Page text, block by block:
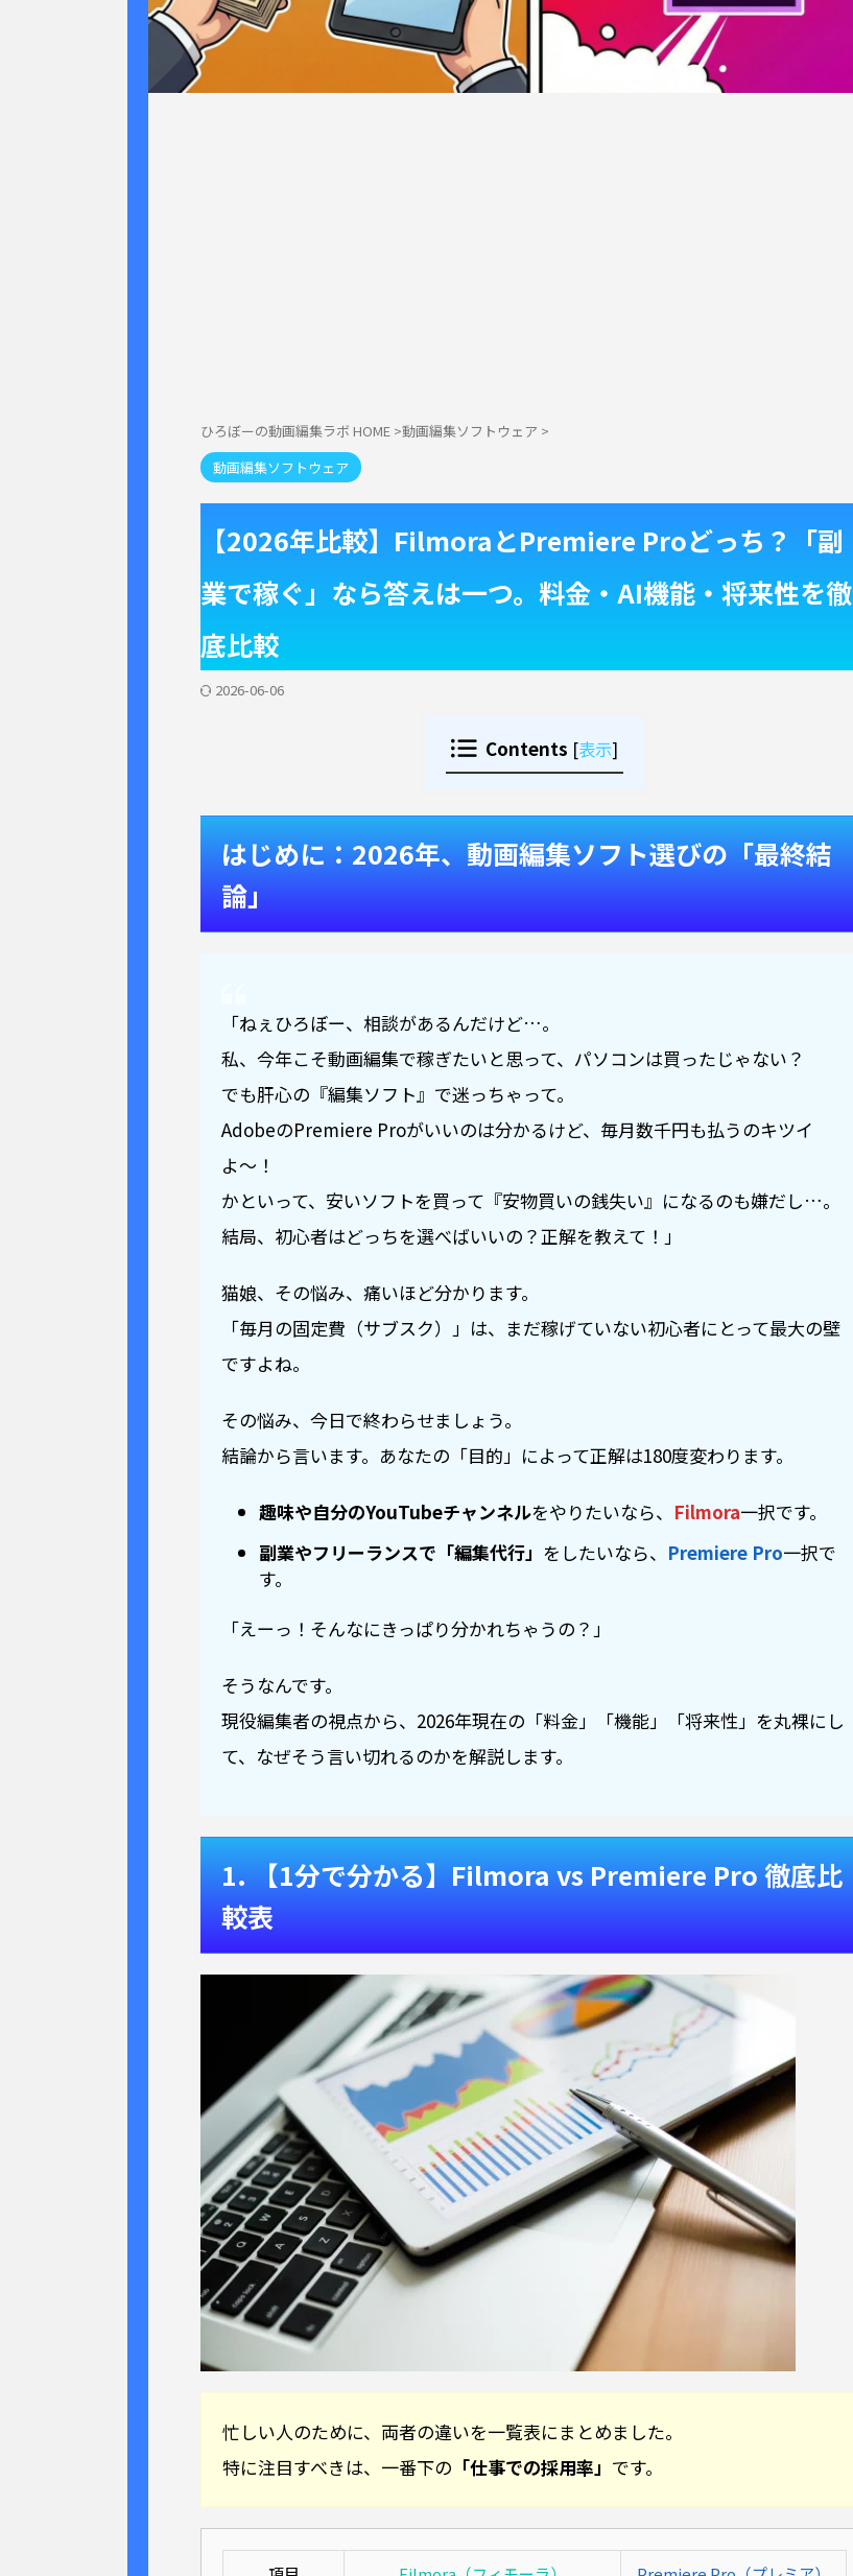
ひろぼーの動画編集ラボ HOME >動画編集ソフトウェア >
動画編集ソフトウェア
【2026年比較】FilmoraとPremiere Proどっち？「副
業で稼ぐ」なら答えは一つ。料金・AI機能・将来性を徹
底比較
2026-06-06
Contents [表示]
はじめに：2026年、動画編集ソフト選びの「最終結
論」
「ねぇひろぼー、相談があるんだけど…。
私、今年こそ動画編集で稼ぎたいと思って、パソコンは買ったじゃない？
でも肝心の『編集ソフト』で迷っちゃって。
AdobeのPremiere Proがいいのは分かるけど、毎月数千円も払うのキツイ
よ〜！
かといって、安いソフトを買って『安物買いの銭失い』になるのも嫌だし…。
結局、初心者はどっちを選べばいいの？正解を教えて！」
猫娘、その悩み、痛いほど分かります。
「毎月の固定費（サブスク）」は、まだ稼げていない初心者にとって最大の壁
ですよね。
その悩み、今日で終わらせましょう。
結論から言います。あなたの「目的」によって正解は180度変わります。
趣味や自分のYouTubeチャンネルをやりたいなら、 Filmora一択です。
副業やフリーランスで「編集代行」 をしたいなら、 Premiere Pro一択で
す。
「えーっ！そんなにきっぱり分かれちゃうの？」
そうなんです。
現役編集者の視点から、2026年現在の「料金」「機能」「将来性」を丸裸にし
て、なぜそう言い切れるのかを解説します。
1. 【1分で分かる】Filmora vs Premiere Pro 徹底比
較表
忙しい人のために、両者の違いを一覧表にまとめました。
特に注目すべきは、一番下の 「仕事での採用率」 です。